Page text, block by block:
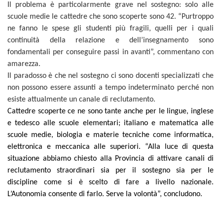
Il problema è particolarmente grave nel sostegno: solo alle
scuole medie le cattedre che sono scoperte sono 42. “Purtroppo
ne fanno le spese gli studenti più fragili, quelli per i quali
continuità della relazione e dell’insegnamento sono
fondamentali per conseguire passi in avanti”, commentano con
amarezza.
Il paradosso è che nel sostegno ci sono docenti specializzati che
non possono essere assunti a tempo indeterminato perché non
esiste attualmente un canale di reclutamento.
Cattedre scoperte ce ne sono tante anche per le lingue, inglese
e tedesco alle scuole elementari; italiano e matematica alle
scuole medie, biologia e materie tecniche come informatica,
elettronica e meccanica alle superiori. “Alla luce di questa
situazione abbiamo chiesto alla Provincia di attivare canali di
reclutamento straordinari sia per il sostegno sia per le
discipline come si è scelto di fare a livello nazionale.
L’Autonomia consente di farlo. Serve la volontà”, concludono.